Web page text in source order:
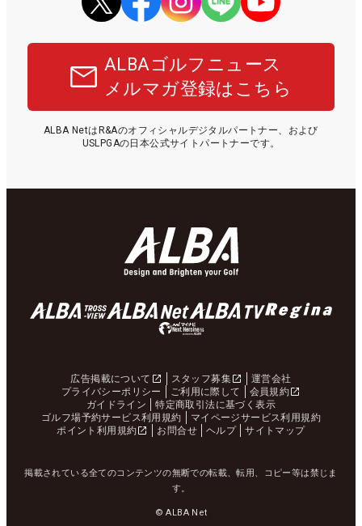
ALBAゴルフニュース
メルマガ登録はこちら
ALBA NetはR&Aのオフィシャルデジタルパートナー、および
USLPGAの日本公式サイトパートナーです。
広告掲載について スタッフ募集
運営会社
プライバシーポリシー
ご利用に際して
会員規約
ガイドライン
特定商取引法に基づく表示
ゴルフ場予約サービス利用規約
マイページサービス利用規約
ポイント利用規約
お問合せ ヘルプ サイトマップ
掲載されている全てのコンテンツの無断での転載、転用、コピー等は禁じま
す。
© ALBA Net